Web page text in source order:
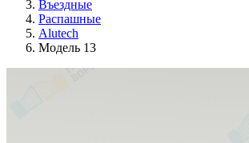
Въездные
Распашные
Alutech
Модель 13